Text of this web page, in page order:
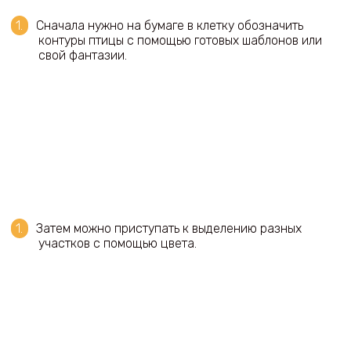
Сначала нужно на бумаге в клетку обозначить
контуры птицы с помощью готовых шаблонов или
свой фантазии.
Затем можно приступать к выделению разных
участков с помощью цвета.